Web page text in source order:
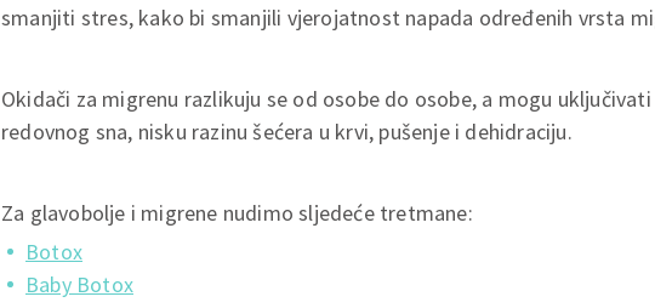
smanjiti stres, kako bi smanjili vjerojatnost napada određenih vrsta
Okidači za migrenu razlikuju se od osobe do osobe, a mogu
redovnog sna, nisku razinu šećera u krvi, pušenje i dehidraciju.
Za glavobolje i migrene nudimo sljedeće tretmane:
Botox
Baby Botox